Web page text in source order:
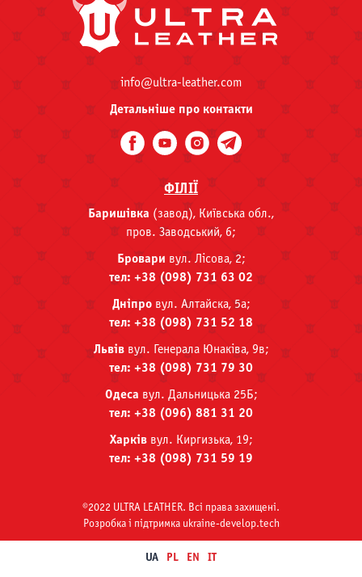
UA PL EN IT
info@ultra-leather.com
Детальніше про контакти
ФІЛІЇ
Баришівка (завод), Київська обл.,
пров. Заводський, 6;
Бровари вул. Лісова, 2;
тел: +38 (098) 731 63 02
Дніпровул. Алтайска, 5а;
тел: +38 (098) 731 52 18
Львіввул. Генерала Юнаківа, 9в;
тел: +38 (098) 731 79 30
Одеса вул. Дальницька 25Б;
тел: +38 (096) 881 31 20
Харківвул. Киргизька, 19;
тел: +38 (098) 731 59 19
©2022 ULTRA LEATHER. Всі права захищені.
Розробка i пiдтримка ukraine-develop.tech